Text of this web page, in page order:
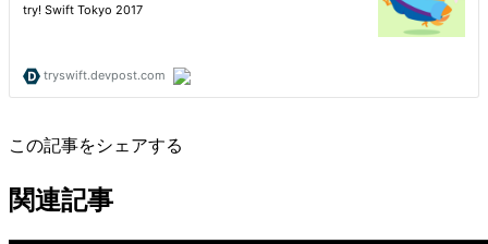
この記事をシェアする
関連記事